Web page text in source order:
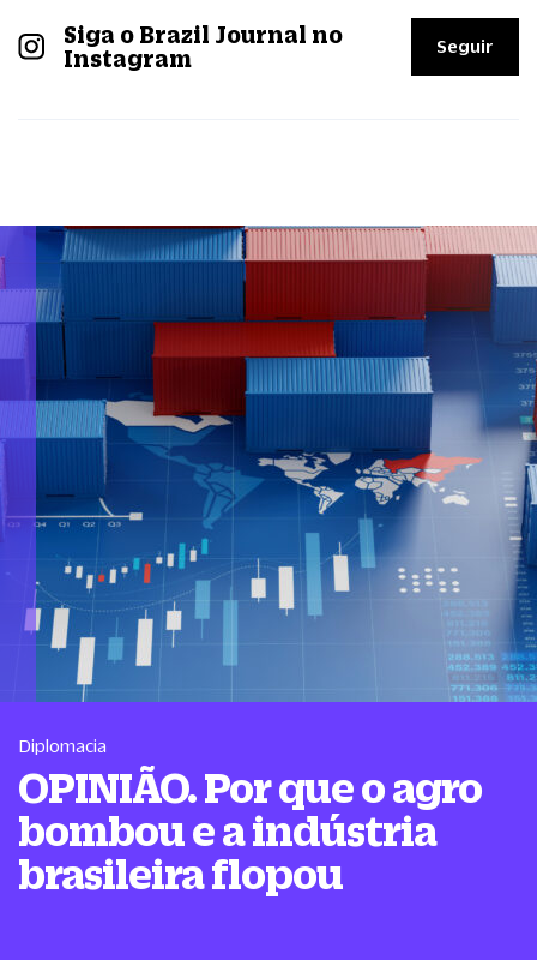
Siga o Brazil Journal no
Instagram
Seguir
Diplomacia
OPINIÃO. Por que o agro
bombou e a indústria
brasileira flopou